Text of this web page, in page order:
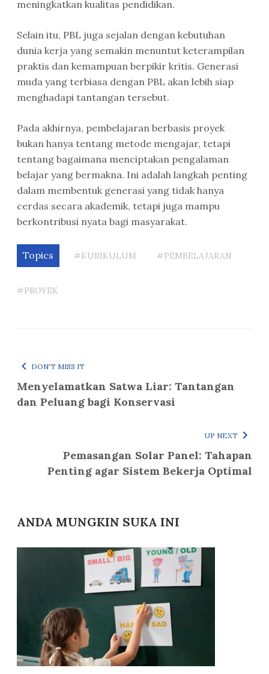
meningkatkan kualitas pendidikan.
Selain itu, PBL juga sejalan dengan kebutuhan
dunia kerja yang semakin menuntut keterampilan
praktis dan kemampuan berpikir kritis. Generasi
muda yang terbiasa dengan PBL akan lebih siap
menghadapi tantangan tersebut.
Pada akhirnya, pembelajaran berbasis proyek
bukan hanya tentang metode mengajar, tetapi
tentang bagaimana menciptakan pengalaman
belajar yang bermakna. Ini adalah langkah penting
dalam membentuk generasi yang tidak hanya
cerdas secara akademik, tetapi juga mampu
berkontribusi nyata bagi masyarakat.
Topics #KURIKULUM #PEMBELAJARAN
#PROYEK
DON'T MISS IT
Menyelamatkan Satwa Liar: Tantangan
dan Peluang bagi Konservasi
UP NEXT
Pemasangan Solar Panel: Tahapan
Penting agar Sistem Bekerja Optimal
ANDA MUNGKIN SUKA INI